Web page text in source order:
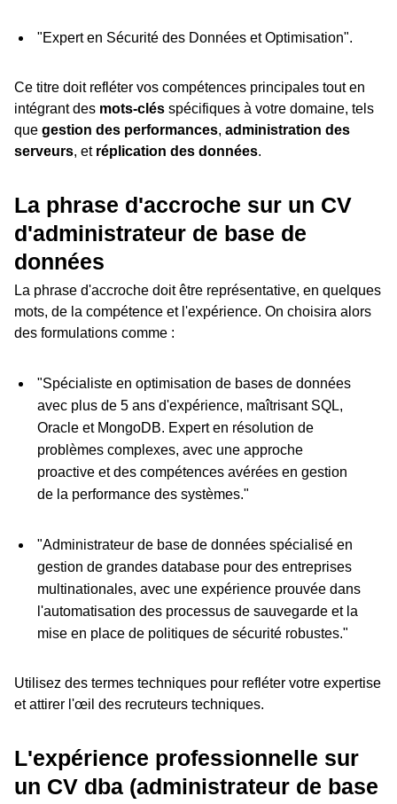
"Expert en Sécurité des Données et Optimisation".
Ce titre doit refléter vos compétences principales tout en
intégrant des mots-clés spécifiques à votre domaine, tels
que gestion des performances, administration des
serveurs, et réplication des données.
La phrase d'accroche sur un CV
d'administrateur de base de
données
La phrase d'accroche doit être représentative, en quelques
mots, de la compétence et l'expérience. On choisira alors
des formulations comme :
"Spécialiste en optimisation de bases de données
avec plus de 5 ans d'expérience, maîtrisant SQL,
Oracle et MongoDB. Expert en résolution de
problèmes complexes, avec une approche
proactive et des compétences avérées en gestion
de la performance des systèmes."
"Administrateur de base de données spécialisé en
gestion de grandes database pour des entreprises
multinationales, avec une expérience prouvée dans
l'automatisation des processus de sauvegarde et la
mise en place de politiques de sécurité robustes."
Utilisez des termes techniques pour refléter votre expertise
et attirer l'œil des recruteurs techniques.
L'expérience professionnelle sur
un CV dba (administrateur de base